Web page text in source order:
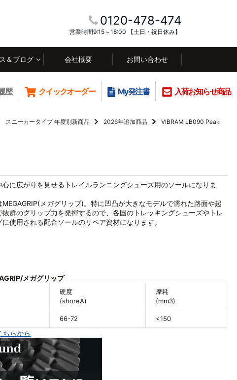
0120-478-474
営業時間9:15～18:00 【土日・祝日休み】
＆ブログ 会社概要 お問い合わせ
歴 クイックオーダー My発注書 入荷お知らせ商品
スニーカータイプ 年度別新商品 2026年追加商品
VIBRAM LB090 Peak
心に広がりを見せるトレイルランニングシューズ用のソールになりま
MEGAGRIP(メガグリップ)。特に凹凸が大きなモデルで濡れた路面や起
群のグリップ力を発揮するので、各国のトレッキングシューズやトレ
使用される配合ソールのリペア資材になります。
メガグリップ
硬度
(shoreA)
摩耗
(mm3)
66-72 <150
らから